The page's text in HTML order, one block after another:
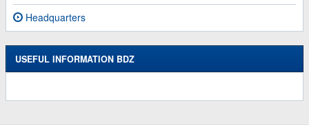
Headquarters
USEFUL INFORMATION BDZ